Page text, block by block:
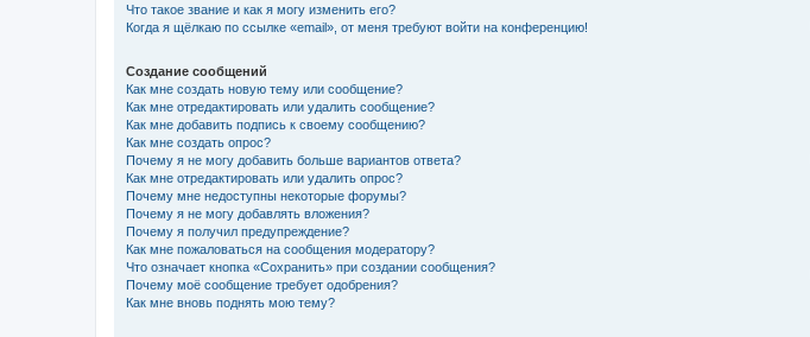
Что такое звание и как я могу изменить его?
Когда я щёлкаю по ссылке «email», от меня требуют войти на конференцию!
Создание сообщений
Как мне создать новую тему или сообщение?
Как мне отредактировать или удалить сообщение?
Как мне добавить подпись к своему сообщению?
Как мне создать опрос?
Почему я не могу добавить больше вариантов ответа?
Как мне отредактировать или удалить опрос?
Почему мне недоступны некоторые форумы?
Почему я не могу добавлять вложения?
Почему я получил предупреждение?
Как мне пожаловаться на сообщения модератору?
Что означает кнопка «Сохранить» при создании сообщения?
Почему моё сообщение требует одобрения?
Как мне вновь поднять мою тему?